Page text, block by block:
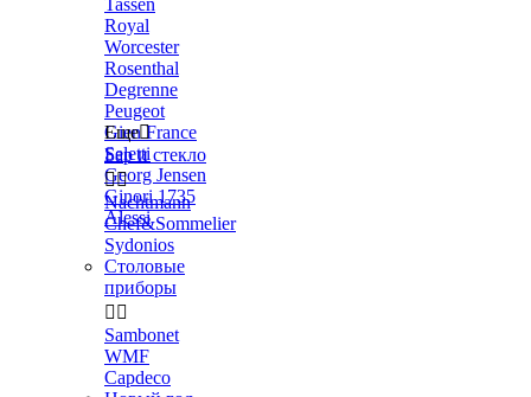
Tassen
Royal
Worcester
Rosenthal
Degrenne
Peugeot
Gien France
Seletti
Georg Jensen
Ginori 1735
Alessi
Еще
Бар и стекло

Nachtmann
Chef&Sommelier
Sydonios
Столовые
приборы
 
Sambonet
WMF
Capdeco